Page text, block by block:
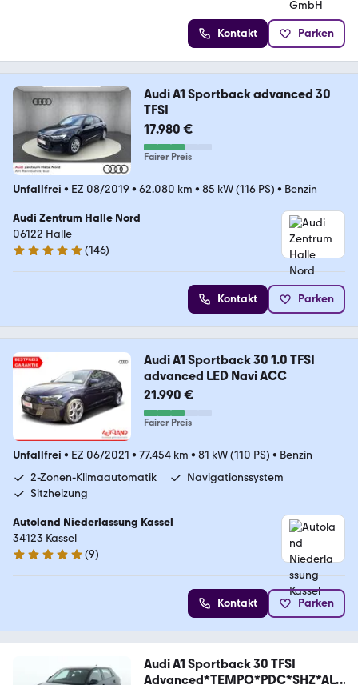
Kontakt Parken
Audi A1 Sportback advanced 30
TFSI
17.980 €
Fairer Preis
Unfallfrei • EZ 08/2019 • 62.080 km • 85 kW (116 PS) • Benzin
Audi Zentrum Halle Nord
06122 Halle
4.8 Sterne
(146)
Kontakt Parken
Audi A1 Sportback 30 1.0 TFSI
advanced LED Navi ACC
21.990 €
Fairer Preis
Unfallfrei • EZ 06/2021 • 77.454 km • 81 kW (110 PS) • Benzin
2-Zonen-Klimaautomatik
Navigationssystem
Sitzheizung
Autoland Niederlassung Kassel
34123 Kassel
5 Sterne
(9)
Kontakt Parken
Audi A1 Sportback 30 TFSI
Advanced*TEMPO*PDC*SHZ*ALU